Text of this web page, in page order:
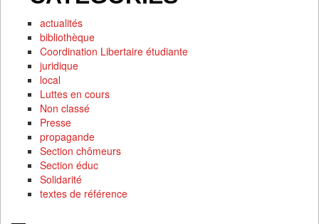
actualités
bibliothèque
Coordination Libertaire étudiante
juridique
local
Luttes en cours
Non classé
Presse
propagande
Section chômeurs
Section éduc
Solidarité
textes de référence